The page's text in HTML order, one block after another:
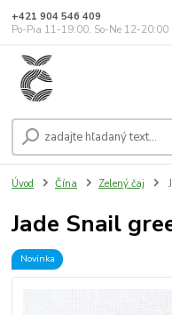
+421 904 546 409
Po-Pia 11-19:00, So-Ne 12-20:00
Úvod Čína Zelený čaj
Jade Snail
Novinka